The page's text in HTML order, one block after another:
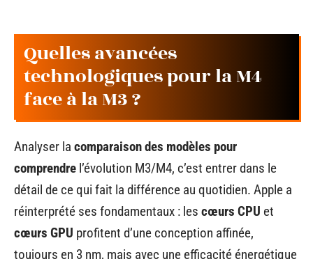
Quelles avancées
technologiques pour la M4
face à la M3 ?
Analyser la comparaison des modèles pour
comprendre l’évolution M3/M4, c’est entrer dans le
détail de ce qui fait la différence au quotidien. Apple a
réinterprété ses fondamentaux : les cœurs CPU et
cœurs GPU profitent d’une conception affinée,
toujours en 3 nm, mais avec une efficacité énergétique